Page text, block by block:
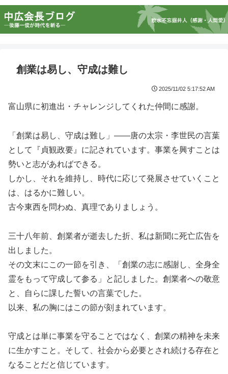
創業は易し、守成は難し
2025/11/02 5:17:52 AM
富山県に初進出・チャレンジしてくれた仲間に感謝。
「創業は易し、守成は難し」――唐の太宗・李世民の言葉
として『貞観政要』に記されています。事業を興すことは
勢いと志があればできる。
しかし、それを維持し、時代に応じて発展させていくこと
は、はるかに難しい。
古今東西を問わぬ、真理でありましょう。
三十八年前、創業者が逝去した折、私は新聞に死亡広告を
出しました。
その文末にこの一節を引き、「創業の志に感謝し、全身全
霊をもって守成して参る」と記しました。創業者への敬意
と、自らに課した誓いの言葉でした。
以来、私の胸にはこの節が刻まれています。
守成とは単に事業を守ることではなく、創業の精神を未来
に生かすこと。そして、社会から必要とされ続ける存在と
なることだと信じています。